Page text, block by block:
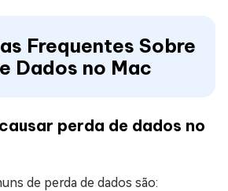
Frequentes Sobre
Dados no Mac
perda de dados no
de perda de dados são: